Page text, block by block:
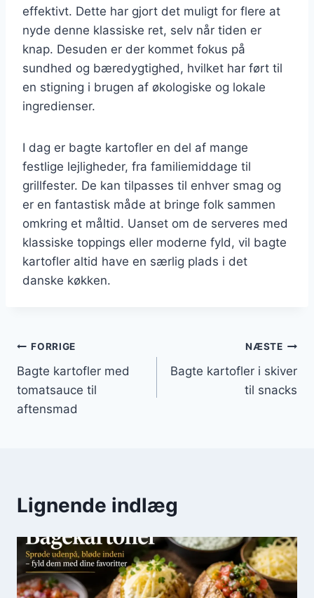
effektivt. Dette har gjort det muligt for flere at
nyde denne klassiske ret, selv når tiden er
knap. Desuden er der kommet fokus på
sundhed og bæredygtighed, hvilket har ført til
en stigning i brugen af økologiske og lokale
ingredienser.
I dag er bagte kartofler en del af mange
festlige lejligheder, fra familiemiddage til
grillfester. De kan tilpasses til enhver smag og
er en fantastisk måde at bringe folk sammen
omkring et måltid. Uanset om de serveres med
klassiske toppings eller moderne fyld, vil bagte
kartofler altid have en særlig plads i det
danske køkken.
Indlægsnavigation
FORRIGE
Bagte kartofler med
tomatsauce til
aftensmad
NÆSTE
Bagte kartofler i skiver
til snacks
Lignende indlæg